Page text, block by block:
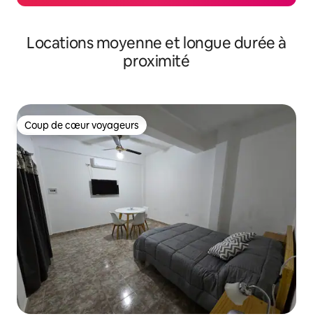
Locations moyenne et longue durée à
proximité
Coup de cœur voyageurs
Coup de cœur voyageurs